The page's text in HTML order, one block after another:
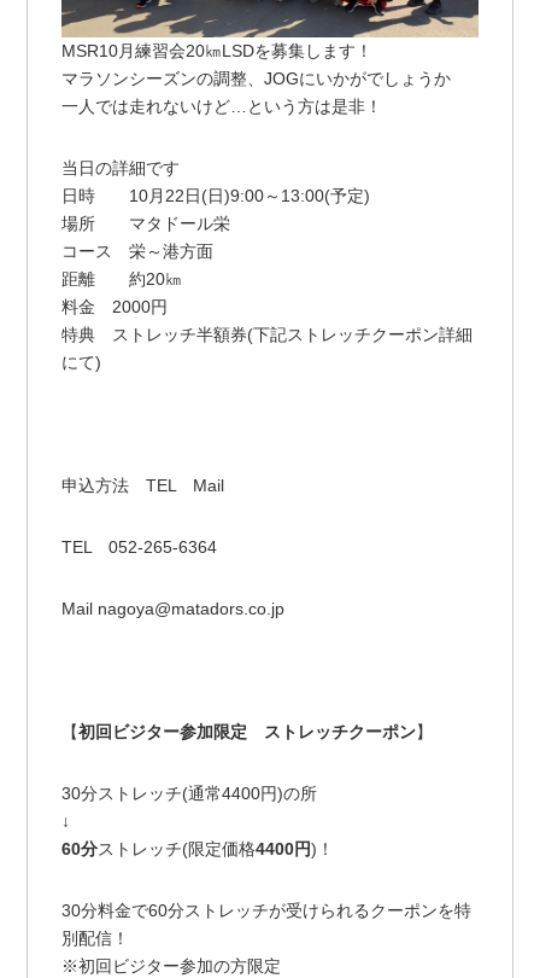
MSR10月練習会20㎞LSDを募集します！
マラソンシーズンの調整、JOGにいかがでしょうか
一人では走れないけど…という方は是非！
当日の詳細です
日時 10月22日(日)9:00～13:00(予定)
場所 マタドール栄
コース 栄～港方面
距離 約20㎞
料金 2000円
特典 ストレッチ半額券(下記ストレッチクーポン詳細
にて)
申込方法 TEL Mail
TEL 052-265-6364
Mail nagoya@matadors.co.jp
【初回ビジター参加限定 ストレッチクーポン】
30分ストレッチ(通常4400円)の所
↓
60分ストレッチ(限定価格4400円)！
30分料金で60分ストレッチが受けられるクーポンを特
別配信！
※初回ビジター参加の方限定